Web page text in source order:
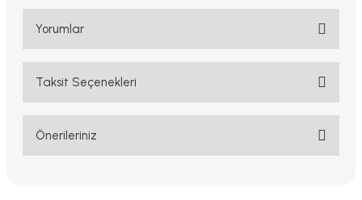
Yorumlar
Bu ürüne ilk yorumu siz yapın!
Taksit Seçenekleri
Önerileriniz